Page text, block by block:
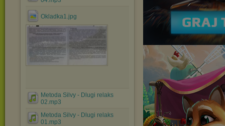
Okladka1.jpg
Metoda Silvy - Dlugi relaks
02.mp3
Metoda Silvy - Dlugi relaks
01.mp3